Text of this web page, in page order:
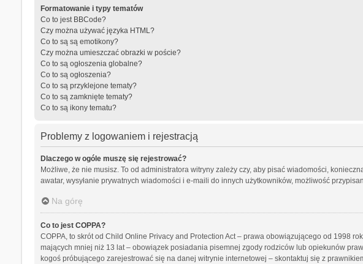
Formatowanie i typy tematów
Co to jest BBCode?
Czy można używać języka HTML?
Co to są są emotikony?
Czy można umieszczać obrazki w poście?
Co to są ogłoszenia globalne?
Co to są ogłoszenia?
Co to są przyklejone tematy?
Co to są zamknięte tematy?
Co to są ikony tematu?
Problemy z logowaniem i rejestracją
Dlaczego w ogóle muszę się rejestrować?
Możliwe, że nie musisz. To od administratora witryny zależy czy, aby pisać wiadomości,
awatar, wysyłanie prywatnych wiadomości i e-maili do innych użytkowników, możliwość
Na górę
Co to jest COPPA?
COPPA, to skrót od Child Online Privacy and Protection Act – prawa obowiązującego od 1998
mających mniej niż 13 lat – obowiązek posiadania pisemnej zgody rodziców lub opiekunów
kogoś próbującego zarejestrować się na danej witrynie internetowej – skontaktuj się z